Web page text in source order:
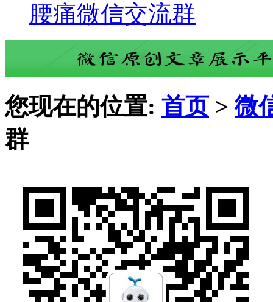
腰痛微信交流群
您现在的位置: 首页 >微
群